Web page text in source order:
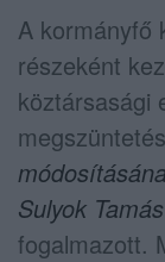
A kormányfő
részeként
köztársasági
Sulyok
fogalmazott.